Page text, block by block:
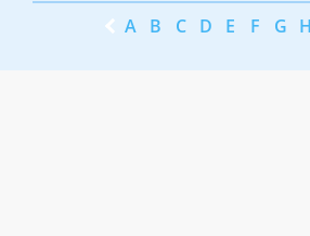
A B C D E F G H